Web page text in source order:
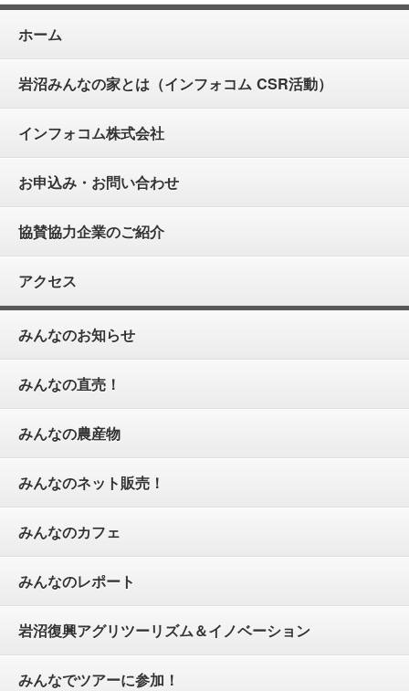
ホーム
岩沼みんなの家とは（インフォコム CSR活動）
インフォコム株式会社
お申込み・お問い合わせ
協賛協力企業のご紹介
アクセス
みんなのお知らせ
みんなの直売！
みんなの農産物
みんなのネット販売！
みんなのカフェ
みんなのレポート
岩沼復興アグリツーリズム＆イノベーション
みんなでツアーに参加！